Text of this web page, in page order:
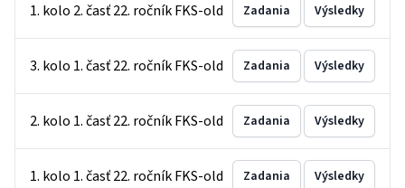
1. kolo 2. časť 22. ročník FKS-old Zadania Výsledky
3. kolo 1. časť 22. ročník FKS-old Zadania Výsledky
2. kolo 1. časť 22. ročník FKS-old Zadania Výsledky
1. kolo 1. časť 22. ročník FKS-old Zadania Výsledky